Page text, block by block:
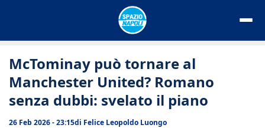
McTominay può tornare al
Manchester United? Romano
senza dubbi: svelato il piano
26 Feb 2026 - 23:15di Felice Leopoldo Luongo